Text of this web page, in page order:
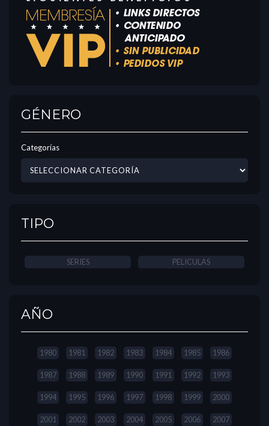
GÉNERO
Categorías
TIPO
SERIES PELICULAS
AÑO
1980 1981 1982 1983 1984 1985 1986
1987 1988 1989 1990 1991 1992 1993
1994 1995 1996 1997 1998 1999 2000
2001 2002 2003 2004 2005 2006 2007